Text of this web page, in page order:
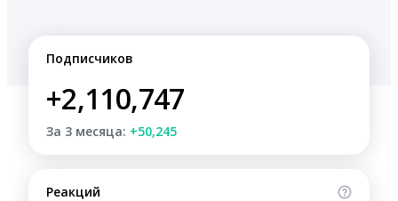
Подписчиков
+2,110,747
За 3 месяца: +50,245
Реакций